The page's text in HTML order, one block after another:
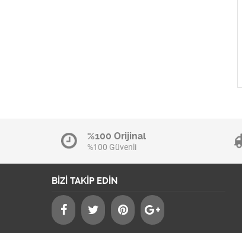
%100 Orijinal
%100 Güvenli
BİZİ TAKİP EDİN